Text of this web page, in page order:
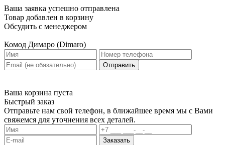
Ваша заявка успешно отправлена
Товар добавлен в корзину
Обсудить с менеджером
Комод Димаро (Dimaro)
Отправить
Ваша корзина пуста
Быстрый заказ
Отправьте нам свой телефон, в ближайшее время мы с Вами
свяжемся для уточнения всех деталей.
Заказать